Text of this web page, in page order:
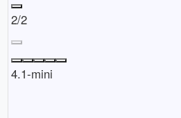
2/2
4.1-mini